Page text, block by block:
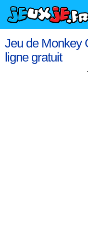
Jeu de Monkey
ligne gratuit